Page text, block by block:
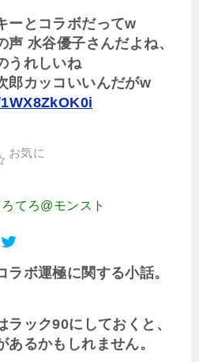
ーとコラボだってw
声 水谷優子さんだよね、
うれしいね
郎カッコいいんだがw
お気に
てろ@モンスト
ラボ運極に関する小話。
ラック90にしておくと、
あるかもしれません。